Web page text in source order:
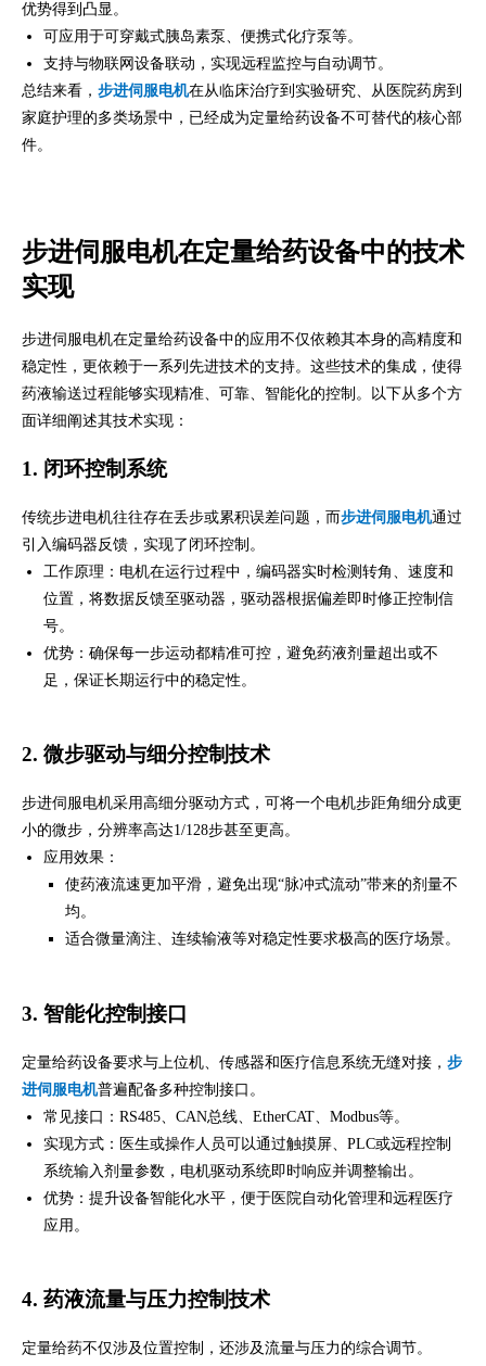
优势得到凸显。
可应用于可穿戴式胰岛素泵、便携式化疗泵等。
支持与物联网设备联动，实现远程监控与自动调节。
总结来看， 步进伺服电机在从临床治疗到实验研究、从医院药房到
家庭护理的多类场景中，已经成为定量给药设备不可替代的核心部
件。
步进伺服电机在定量给药设备中的技术
实现
步进伺服电机在定量给药设备中的应用不仅依赖其本身的高精度和
稳定性，更依赖于一系列先进技术的支持。这些技术的集成，使得
药液输送过程能够实现精准、可靠、智能化的控制。以下从多个方
面详细阐述其技术实现：
1. 闭环控制系统
传统步进电机往往存在丢步或累积误差问题，而步进伺服电机通过
引入编码器反馈，实现了闭环控制。
工作原理：电机在运行过程中，编码器实时检测转角、速度和
位置，将数据反馈至驱动器，驱动器根据偏差即时修正控制信
号。
优势：确保每一步运动都精准可控，避免药液剂量超出或不
足，保证长期运行中的稳定性。
2. 微步驱动与细分控制技术
步进伺服电机采用高细分驱动方式，可将一个电机步距角细分成更
小的微步，分辨率高达1/128步甚至更高。
应用效果：
使药液流速更加平滑，避免出现“脉冲式流动”带来的剂量不
均。
适合微量滴注、连续输液等对稳定性要求极高的医疗场景。
3. 智能化控制接口
定量给药设备要求与上位机、传感器和医疗信息系统无缝对接， 步
进伺服电机普遍配备多种控制接口。
常见接口：RS485、CAN总线、EtherCAT、Modbus等。
实现方式：医生或操作人员可以通过触摸屏、PLC或远程控制
系统输入剂量参数，电机驱动系统即时响应并调整输出。
优势：提升设备智能化水平，便于医院自动化管理和远程医疗
应用。
4. 药液流量与压力控制技术
定量给药不仅涉及位置控制，还涉及流量与压力的综合调节。